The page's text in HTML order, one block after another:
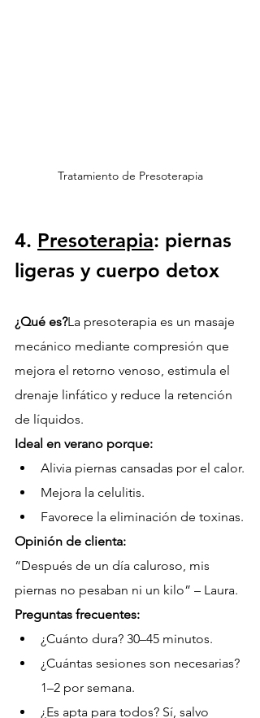
Tratamiento de Presoterapia
4. Presoterapia: piernas
ligeras y cuerpo detox
¿Qué es?La presoterapia es un masaje
mecánico mediante compresión que
mejora el retorno venoso, estimula el
drenaje linfático y reduce la retención
de líquidos.
Ideal en verano porque:
Alivia piernas cansadas por el calor.
Mejora la celulitis.
Favorece la eliminación de toxinas.
Opinión de clienta:
“Después de un día caluroso, mis
piernas no pesaban ni un kilo” – Laura.
Preguntas frecuentes:
¿Cuánto dura? 30–45 minutos.
¿Cuántas sesiones son necesarias?
1–2 por semana.
¿Es apta para todos? Sí, salvo